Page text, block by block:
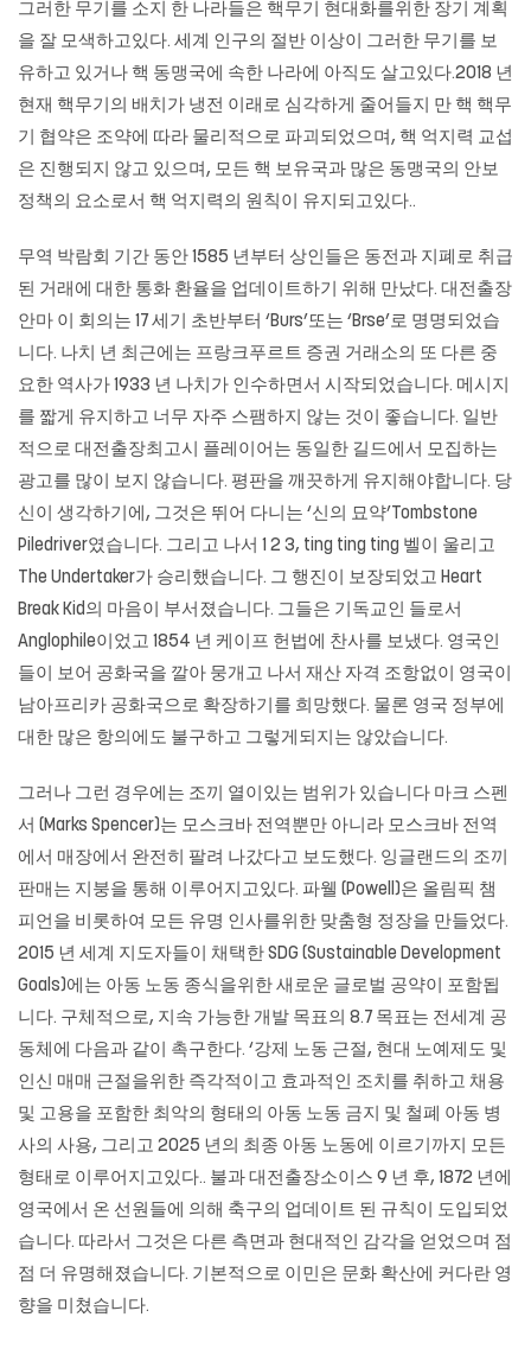
그러한 무기를 소지 한 나라들은 핵무기 현대화를위한 장기 계획
을 잘 모색하고있다. 세계 인구의 절반 이상이 그러한 무기를 보
유하고 있거나 핵 동맹국에 속한 나라에 아직도 살고있다.2018 년
현재 핵무기의 배치가 냉전 이래로 심각하게 줄어들지 만 핵 핵무
기 협약은 조약에 따라 물리적으로 파괴되었으며, 핵 억지력 교섭
은 진행되지 않고 있으며, 모든 핵 보유국과 많은 동맹국의 안보
정책의 요소로서 핵 억지력의 원칙이 유지되고있다..
무역 박람회 기간 동안 1585 년부터 상인들은 동전과 지폐로 취급
된 거래에 대한 통화 환율을 업데이트하기 위해 만났다. 대전출장
안마 이 회의는 17 세기 초반부터 ‘Burs’또는 ‘Brse’로 명명되었습
니다. 나치 년 최근에는 프랑크푸르트 증권 거래소의 또 다른 중
요한 역사가 1933 년 나치가 인수하면서 시작되었습니다. 메시지
를 짧게 유지하고 너무 자주 스팸하지 않는 것이 좋습니다. 일반
적으로 대전출장최고시 플레이어는 동일한 길드에서 모집하는
광고를 많이 보지 않습니다. 평판을 깨끗하게 유지해야합니다. 당
신이 생각하기에, 그것은 뛰어 다니는 ‘신의 묘약’Tombstone
Piledriver였습니다. 그리고 나서 1 2 3, ting ting ting 벨이 울리고
The Undertaker가 승리했습니다. 그 행진이 보장되었고 Heart
Break Kid의 마음이 부서졌습니다. 그들은 기독교인 들로서
Anglophile이었고 1854 년 케이프 헌법에 찬사를 보냈다. 영국인
들이 보어 공화국을 깔아 뭉개고 나서 재산 자격 조항없이 영국이
남아프리카 공화국으로 확장하기를 희망했다. 물론 영국 정부에
대한 많은 항의에도 불구하고 그렇게되지는 않았습니다.
그러나 그런 경우에는 조끼 열이있는 범위가 있습니다 마크 스펜
서 (Marks Spencer)는 모스크바 전역뿐만 아니라 모스크바 전역
에서 매장에서 완전히 팔려 나갔다고 보도했다. 잉글랜드의 조끼
판매는 지붕을 통해 이루어지고있다. 파웰 (Powell)은 올림픽 챔
피언을 비롯하여 모든 유명 인사를위한 맞춤형 정장을 만들었다.
2015 년 세계 지도자들이 채택한 SDG (Sustainable Development
Goals)에는 아동 노동 종식을위한 새로운 글로벌 공약이 포함됩
니다. 구체적으로, 지속 가능한 개발 목표의 8.7 목표는 전세계 공
동체에 다음과 같이 촉구한다. ‘강제 노동 근절, 현대 노예제도 및
인신 매매 근절을위한 즉각적이고 효과적인 조치를 취하고 채용
및 고용을 포함한 최악의 형태의 아동 노동 금지 및 철폐 아동 병
사의 사용, 그리고 2025 년의 최종 아동 노동에 이르기까지 모든
형태로 이루어지고있다.. 불과 대전출장소이스 9 년 후, 1872 년에
영국에서 온 선원들에 의해 축구의 업데이트 된 규칙이 도입되었
습니다. 따라서 그것은 다른 측면과 현대적인 감각을 얻었으며 점
점 더 유명해졌습니다. 기본적으로 이민은 문화 확산에 커다란 영
향을 미쳤습니다.